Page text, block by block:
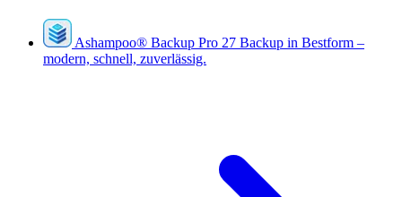
Ashampoo® Backup Pro 27 Backup in Bestform –
modern, schnell, zuverlässig.